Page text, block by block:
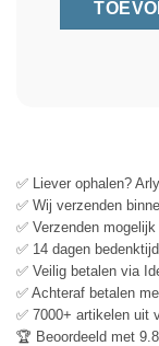
✅ Liever ophalen?
✅ Wij verzenden
✅ Verzenden
✅ 14 dagen
✅ Veilig betalen via
✅ Achteraf betalen
✅ 7000+ artikelen uit
🏆 Beoordeeld met